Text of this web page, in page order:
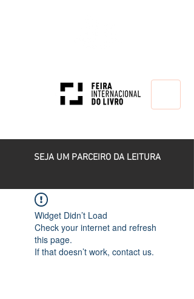
SEJA UM PARCEIRO DA LEITURA
Widget Didn’t Load
Check your internet and refresh
this page.
If that doesn’t work, contact us.